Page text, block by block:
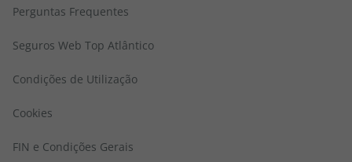
Perguntas Frequentes
Seguros Web Top Atlântico
Condições de Utilização
Cookies
FIN e Condições Gerais